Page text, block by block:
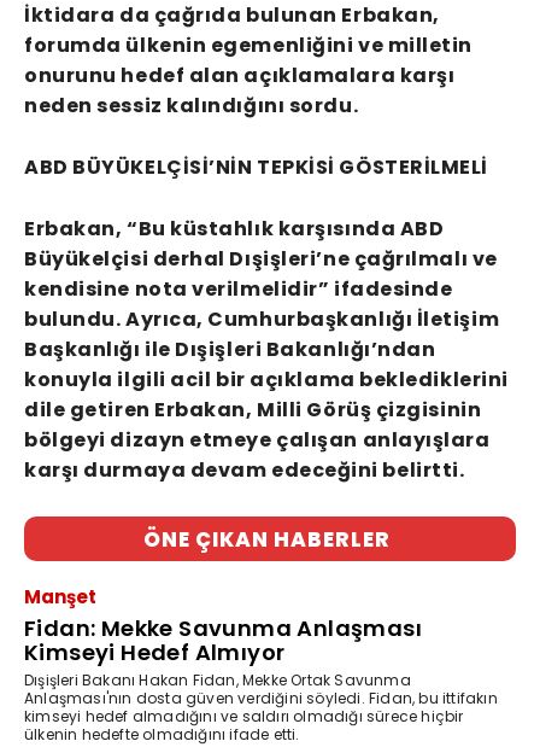
İktidara da çağrıda bulunan Erbakan,
forumda ülkenin egemenliğini ve milletin
onurunu hedef alan açıklamalara karşı
neden sessiz kalındığını sordu.
ABD BÜYÜKELÇİSİ’NİN TEPKİSİ GÖSTERİLMELİ
Erbakan, “Bu küstahlık karşısında ABD
Büyükelçisi derhal Dışişleri’ne çağrılmalı ve
kendisine nota verilmelidir” ifadesinde
bulundu. Ayrıca, Cumhurbaşkanlığı İletişim
Başkanlığı ile Dışişleri Bakanlığı’ndan
konuyla ilgili acil bir açıklama beklediklerini
dile getiren Erbakan, Milli Görüş çizgisinin
bölgeyi dizayn etmeye çalışan anlayışlara
karşı durmaya devam edeceğini belirtti.
ÖNE ÇIKAN HABERLER
Manşet
Fidan: Mekke Savunma Anlaşması
Kimseyi Hedef Almıyor
Dışişleri Bakanı Hakan Fidan, Mekke Ortak Savunma
Anlaşması'nın dosta güven verdiğini söyledi. Fidan, bu ittifakın
kimseyi hedef almadığını ve saldırı olmadığı sürece hiçbir
ülkenin hedefte olmadığını ifade etti.